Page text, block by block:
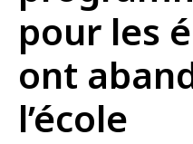
pour les
ont
l’école